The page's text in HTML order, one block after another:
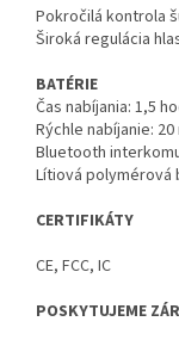
Pokročilá kontrola
Široká regulácia
BATÉRIE
Čas nabíjania: 1,5
Rýchle nabíjanie:
Bluetooth
Lítiová polymérová
CERTIFIKÁTY
CE, FCC, IC
POSKYTUJEME